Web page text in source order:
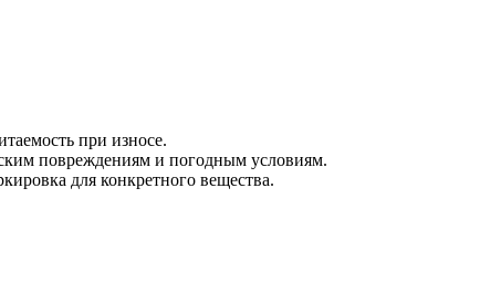
при износе.
повреждениям и погодным условиям.
для конкретного вещества.